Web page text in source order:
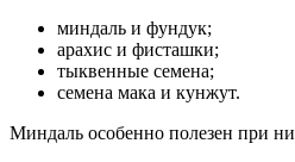
миндаль и фундук;
арахис и фисташки;
тыквенные семена;
семена мака и кунжут.
Миндаль особенно полезен при